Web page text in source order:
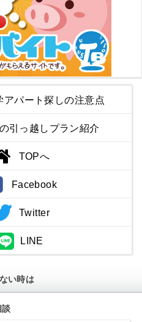
アパート探しの注意点
引っ越しプラン紹介
TOPへ
Facebook
Twitter
LINE
い時は
談